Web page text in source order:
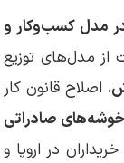
مدل کسب‌وکار و
از مدل‌های توزیع
، اصلاح قانون کار
خوشه‌های صادراتی
در اروپا و